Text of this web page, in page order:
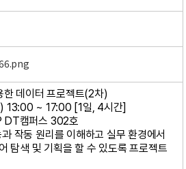
데이터 프로젝트(2차)
~ 17:00 [1일, 4시간]
DT캠퍼스 302호
작동 원리를 이해하고 실무 환경에서
탐색 및 기획을 할 수 있도록 프로젝트